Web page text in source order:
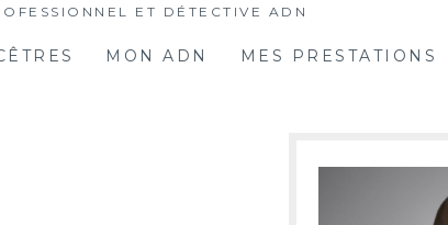
ET DÉTECTIVE ADN
MON ADN MES PRESTATIONS